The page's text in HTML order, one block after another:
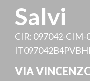
Salvi
CIR: 097042-CIM-
VIA